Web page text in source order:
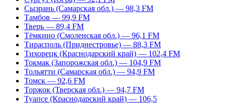
Сызрань (Самарская обл.) — 98,3 FM
Тамбов — 99,9 FM
Тверь — 89,4 FM
Тёмкино (Смоленская обл.) — 96,1 FM
Тирасполь (Приднестровье) — 88,3 FM
Тихорецк (Краснодарский край) — 102,4 FM
Токмак (Запорожская обл.) — 104,9 FM
Тольятти (Самарская обл.) — 94,9 FM
Томск — 92,6 FM
Торжок (Тверская обл.) — 94,7 FM
Туапсе (Краснодарский край) — 106,5